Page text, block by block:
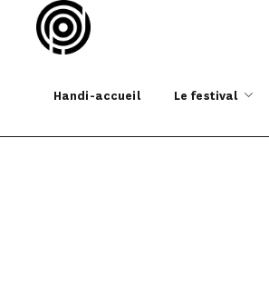
Handi-accueil Le festival